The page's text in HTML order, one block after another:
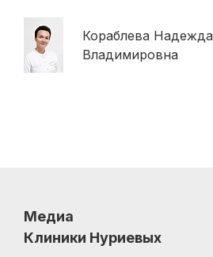
Кораблева Надежда
Владимировна
Медиа
Клиники Нуриевых